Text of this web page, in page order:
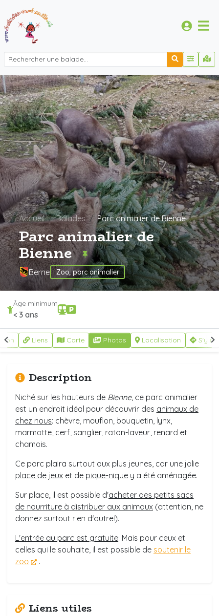
Accueil Balades Parc animalier de Bienne
Parc animalier de
Bienne
Berne Zoo, parc animalier
Âge minimum
< 3 ans
Liens Carte Photos Localisation S'y
Description
Niché sur les hauteurs de Bienne, ce parc animalier
est un endroit idéal pour découvrir des animaux de
chez nous: chèvre, mouflon, bouquetin, lynx,
marmotte, cerf, sanglier, raton-laveur, renard et
chamois.
Ce parc plaira surtout aux plus jeunes, car une jolie
place de jeux et de pique-nique y a été aménagée.
Sur place, il est possible d'acheter des petits sacs
de nourriture à distribuer aux animaux (attention, ne
donnez surtout rien d'autre!).
L'entrée au parc est gratuite. Mais pour ceux et
celles qui le souhaite, il est possible de soutenir le
zoo
.
Liens utiles